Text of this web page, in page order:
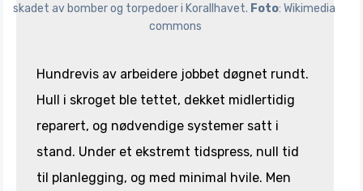
skadet av bomber og torpedoer i Korallhavet. Foto: Wikimedia
commons
Hundrevis av arbeidere jobbet døgnet rundt.
Hull i skroget ble tettet, dekket midlertidig
reparert, og nødvendige systemer satt i
stand. Under et ekstremt tidspress, null tid
til planlegging, og med minimal hvile. Men